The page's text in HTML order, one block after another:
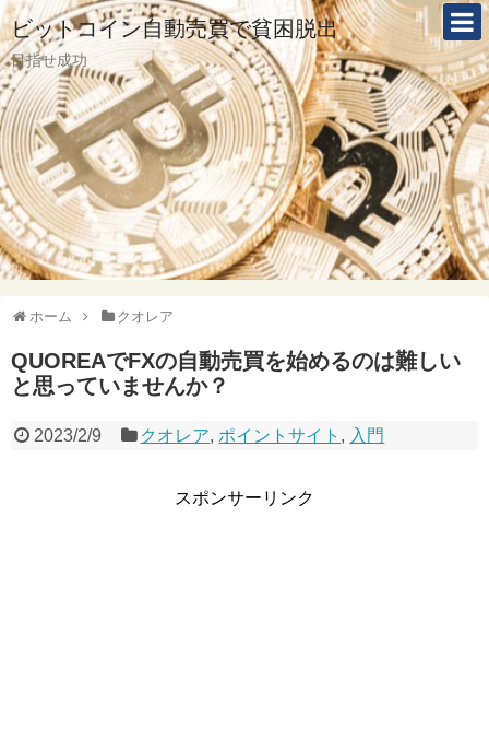
ビットコイン自動売買で貧困脱出
目指せ成功
ホーム クオレア
QUOREAでFXの自動売買を始めるのは難しい
と思っていませんか？
2023/2/9 クオレア, ポイントサイト , 入門
スポンサーリンク